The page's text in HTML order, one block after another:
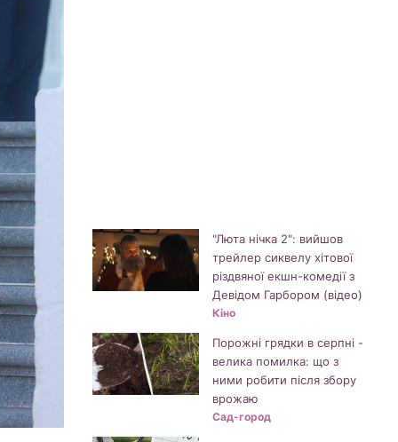
"Люта нічка 2": вийшов
трейлер сиквелу хітової
різдвяної екшн-комедії з
Девідом Гарбором (відео)
Кіно
Порожні грядки в серпні -
велика помилка: що з
ними робити після збору
врожаю
Сад-город